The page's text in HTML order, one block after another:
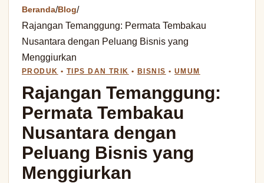
Beranda/Blog/
Rajangan Temanggung: Permata Tembakau
Nusantara dengan Peluang Bisnis yang
Menggiurkan
PRODUK • TIPS DAN TRIK • BISNIS • UMUM
Rajangan Temanggung:
Permata Tembakau
Nusantara dengan
Peluang Bisnis yang
Menggiurkan